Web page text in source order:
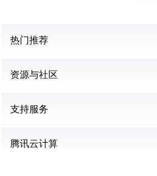
热门推荐
资源与社区
支持服务
腾讯云计算